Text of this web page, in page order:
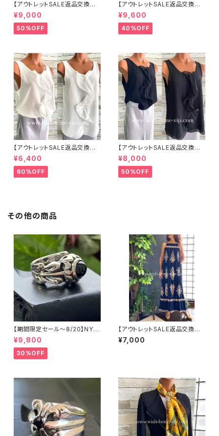
【アウトレットSALE返品交換不
可8/20まで】イタリア製ロング・
マキシスカート＆トップス セット
アップ /ホワイト＆ブルー(S)(M)
(L)
¥9,000
50%OFF
【アウトレットSALE返品交換不
可8/20まで】イタリア製サマー
ジャケット｜Made in ITALY｜
リネン麻 飾りエリ ジャケット/ホ
ワイト
¥9,600
40%OFF
【アウトレットSALE返品交換不
可8/20まで】イタリア製 CASA
DEILUCA ITALY｜前フリル＆B
IGフリルトップス /ホワイト
¥6,400
60%OFF
【アウトレットSALE返品交換不
可8/20まで】イタリア製 CASA
DEILUCA ITALY｜前フリル＆B
IGフリルトップス /ブラック
¥8,000
50%OFF
その他の商品
【期間限定セール～8/20】NYシ
ルバーリング 特大メンズリング
SILVER925 フェザーリング ナ
バホ族 インディアンジュエリー
太め 指輪 ホピ
¥9,800
30%OFF
【アウトレットSALE返品交換不
可8/20まで】イタリア製マキシ
ワンピース インポート ロング
¥7,000